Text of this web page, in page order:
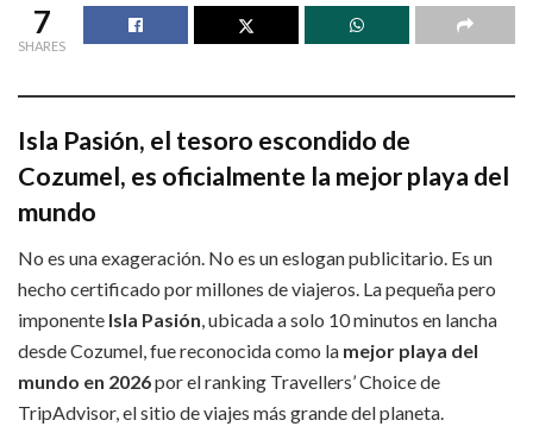
7
SHARES
Isla Pasión, el tesoro escondido de
Cozumel, es oficialmente la mejor playa del
mundo
No es una exageración. No es un eslogan publicitario. Es un
hecho certificado por millones de viajeros. La pequeña pero
imponente Isla Pasión, ubicada a solo 10 minutos en lancha
desde Cozumel, fue reconocida como la mejor playa del
mundo en 2026por el ranking Travellers’ Choice de
TripAdvisor, el sitio de viajes más grande del planeta.